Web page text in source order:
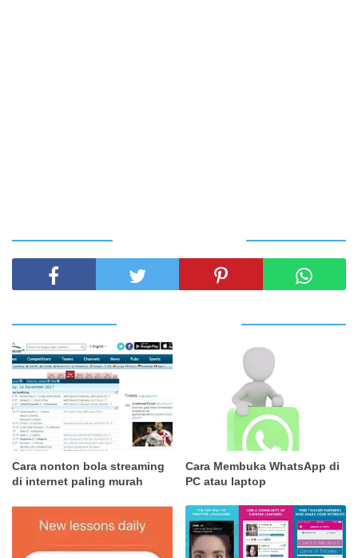
Cara nonton bola streaming
di internet paling murah
Cara Membuka WhatsApp di
PC atau laptop